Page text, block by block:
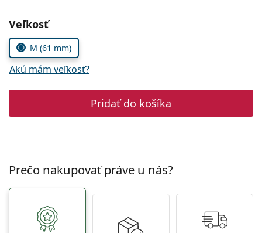
Persol
Prada
Všetky značky
Zvoľte parametre
Veľkosť
M (61 mm)
Akú mám veľkosť?
Pridať do košíka
Prečo nakupovať práve u nás?